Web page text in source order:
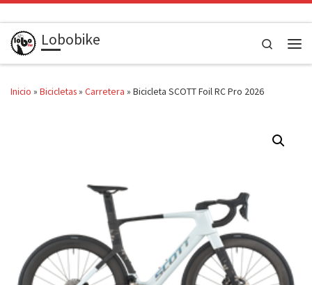
Saltar al contenido
Lobobike
Search
Inicio » Bicicletas» Carretera » Bicicleta SCOTT Foil RC Pro 2026